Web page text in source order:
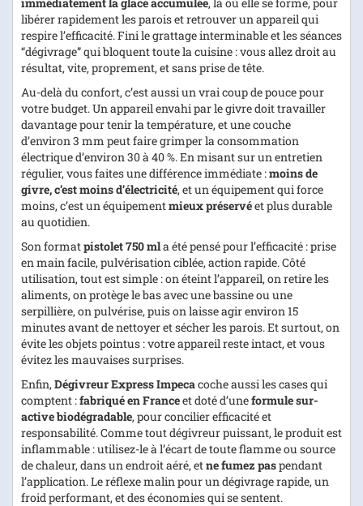
libérer rapidement les parois et retrouver un appareil qui
respire l’efficacité. Fini le grattage interminable et les séances
“dégivrage” qui bloquent toute la cuisine : vous allez droit au
résultat, vite, proprement, et sans prise de tête.
Au-delà du confort, c’est aussi un vrai coup de pouce pour
votre budget. Un appareil envahi par le givre doit travailler
davantage pour tenir la température, et une couche
d’environ 3 mm peut faire grimper la consommation
électrique d’environ 30 à 40 %. En misant sur un entretien
régulier, vous faites une différence immédiate :moins de
givre, c’est moins d’électricité, et un équipement qui force
moins, c’est un équipementmieux préservéet plus durable
au quotidien.
Son formatpistolet 750 mla été pensé pour l’efficacité : prise
en main facile, pulvérisation ciblée, action rapide. Côté
utilisation, tout est simple : on éteint l’appareil, on retire les
aliments, on protège le bas avec une bassine ou une
serpillière, on pulvérise, puis on laisse agir environ 15
minutes avant de nettoyer et sécher les parois. Et surtout, on
évite les objets pointus : votre appareil reste intact, et vous
évitez les mauvaises surprises.
Enfin,Dégivreur Express Impecacoche aussi les cases qui
comptent :fabriqué en Franceet doté d’uneformule sur-
active biodégradable, pour concilier efficacité et
responsabilité. Comme tout dégivreur puissant, le produit est
inflammable : utilisez-le à l’écart de toute flamme ou source
de chaleur, dans un endroit aéré, etne fumez paspendant
l’application. Le réflexe malin pour un dégivrage rapide, un
froid performant, et des économies qui se sentent.